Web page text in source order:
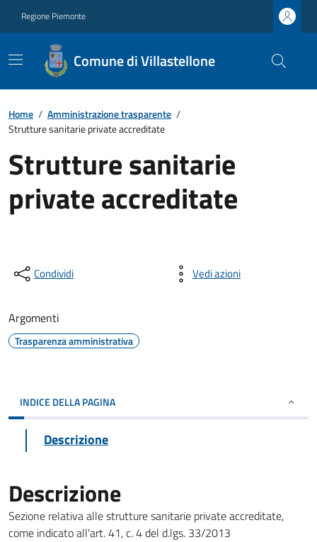
Regione Piemonte
Comune di Villastellone
Home / Amministrazione trasparente /
Strutture sanitarie private accreditate
Strutture sanitarie
private accreditate
Condividi Vedi azioni
Argomenti
Trasparenza amministrativa
INDICE DELLA PAGINA
Descrizione
Descrizione
Sezione relativa alle strutture sanitarie private accreditate,
come indicato all'art. 41, c. 4 del d.lgs. 33/2013